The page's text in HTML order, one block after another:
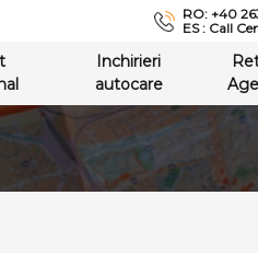
RO: +40
ES : Call
Inchirieri
autocare